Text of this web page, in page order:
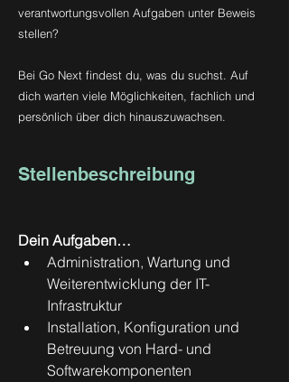
verantwortungsvollen Aufgaben unter Beweis
stellen?
Bei Go Next findest du, was du suchst. Auf
dich warten viele Möglichkeiten, fachlich und
persönlich über dich hinauszuwachsen.
Stellenbeschreibung
Dein Aufgaben…
Administration, Wartung und
Weiterentwicklung der IT-
Infrastruktur
Installation, Konfiguration und
Betreuung von Hard- und
Softwarekomponenten